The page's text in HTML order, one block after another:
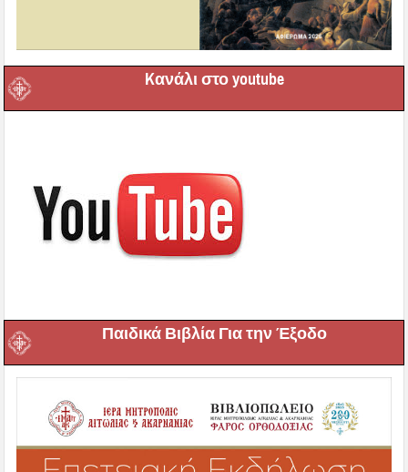
Kανάλι στο youtube
Παιδικά Βιβλία Για την Έξοδο